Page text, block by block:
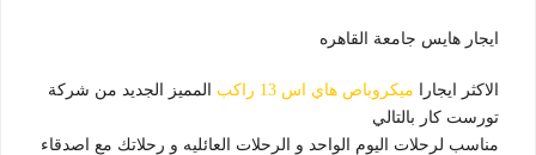
ايجار هايس جامعة القاهره
الاكثر ايجارا ميكروباص هاي اس 13 راكب
المميز الجديد من شركة
تورست كار بالتالي
مناسب لرحلات اليوم الواحد و الرحلات العائليه و رحلاتك مع اصدقاء